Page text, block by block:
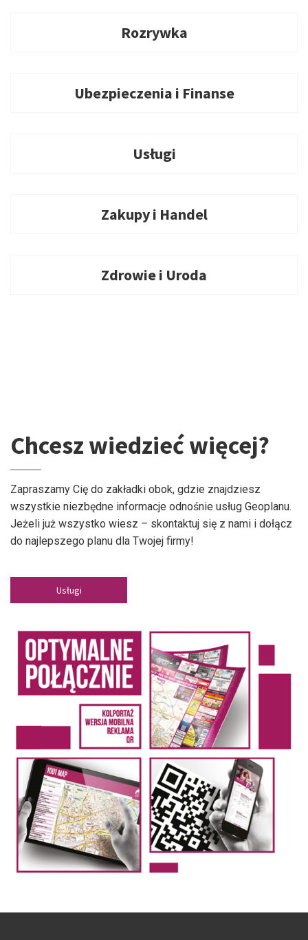
Rozrywka
Ubezpieczenia i Finanse
Usługi
Zakupy i Handel
Zdrowie i Uroda
Chcesz wiedzieć więcej?
Zapraszamy Cię do zakładki obok, gdzie znajdziesz
wszystkie niezbędne informacje odnośnie usług Geoplanu.
Jeżeli już wszystko wiesz – skontaktuj się z nami i dołącz
do najlepszego planu dla Twojej firmy!
Usługi